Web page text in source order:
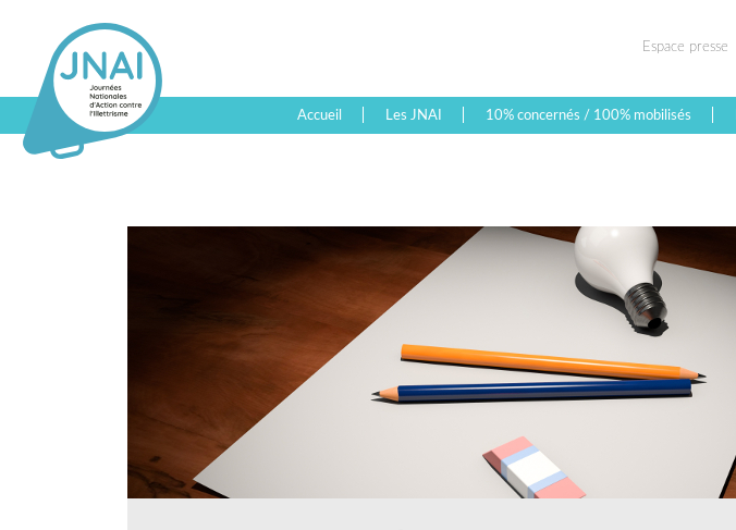
Espace presse
Accueil Les JNAI 10% concernés / 100% mobilisés